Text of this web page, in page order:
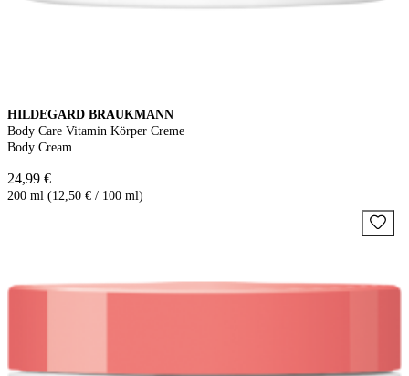
HILDEGARD BRAUKMANN
Body Care Vitamin Körper Creme
Body Cream
24,99 €
200 ml (12,50 € / 100 ml)